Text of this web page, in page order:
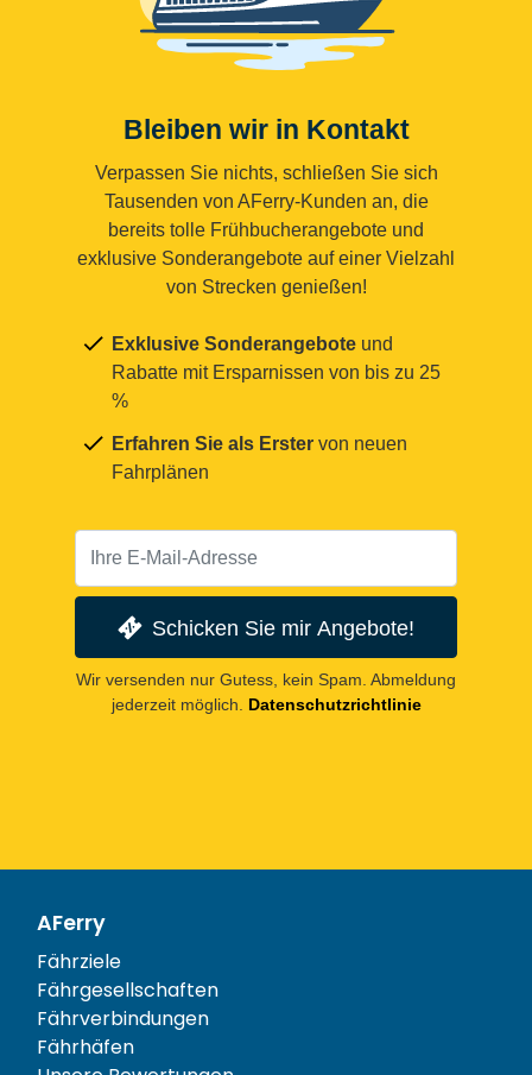
Bleiben wir in Kontakt
Verpassen Sie nichts, schließen Sie sich
Tausenden von AFerry-Kunden an, die
bereits tolle Frühbucherangebote und
exklusive Sonderangebote auf einer Vielzahl
von Strecken genießen!
Exklusive Sonderangebote und
Rabatte mit Ersparnissen von bis zu 25
%
Erfahren Sie als Erster von neuen
Fahrplänen
Schicken Sie mir Angebote!
Wir versenden nur Gutess, kein Spam. Abmeldung
jederzeit möglich.
Datenschutzrichtlinie
AFerry
Fährziele
Fährgesellschaften
Fährverbindungen
Fährhäfen